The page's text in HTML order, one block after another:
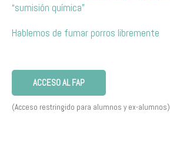
“sumisión química”
Hablemos de fumar porros libremente
ACCESO AL FAP
(Acceso restringido para alumnos y ex-alumnos)